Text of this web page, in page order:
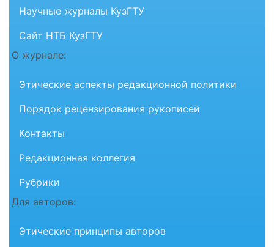
Научные журналы КузГТУ
Сайт НТБ КузГТУ
О журнале:
Этические аспекты редакционной политики
Порядок рецензирования рукописей
Контакты
Редакционная коллегия
Рубрики
Для авторов:
Этические принципы авторов